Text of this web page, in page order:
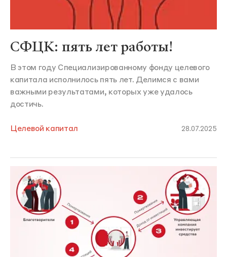
СФЦК: пять лет работы!
В этом году Специализированному фонду целевого
капитала исполнилось пять лет. Делимся с вами
важными результатами, которых уже удалось
достичь.
Целевой капитал 28.07.2025